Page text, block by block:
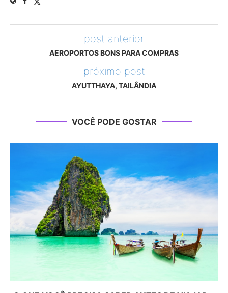
post anterior
AEROPORTOS BONS PARA COMPRAS
próximo post
AYUTTHAYA, TAILÂNDIA
VOCÊ PODE GOSTAR